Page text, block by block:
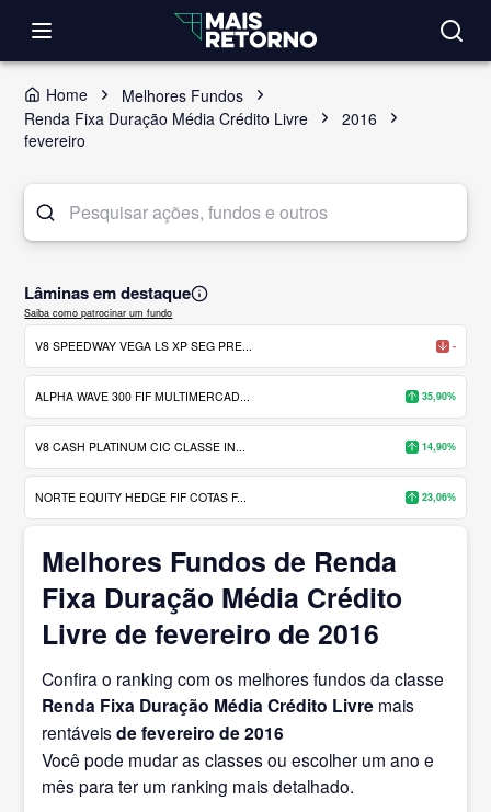
Home
Melhores Fundos
Renda Fixa Duração Média Crédito Livre
2016
fevereiro
Lâminas em destaque
Saiba como patrocinar um fundo
V8 SPEEDWAY VEGA LS XP SEG PRE... -
ALPHA WAVE 300 FIF MULTIMERCAD... 35,90%
V8 CASH PLATINUM CIC CLASSE IN... 14,90%
NORTE EQUITY HEDGE FIF COTAS F... 23,06%
Melhores Fundos de Renda
Fixa Duração Média Crédito
Livre de fevereiro de 2016
Confira o ranking com os melhores fundos da classe
Renda Fixa Duração Média Crédito Livre mais
rentáveisde fevereiro de 2016
Você pode mudar as classes ou escolher um ano e
mês para ter um ranking mais detalhado.